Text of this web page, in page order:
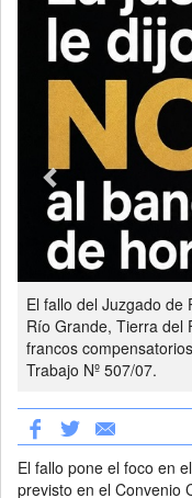
El fallo del Juzgado de
Río Grande, Tierra del
francos
Trabajo Nº 507/07.
El fallo pone el foco en
previsto en el Convenio